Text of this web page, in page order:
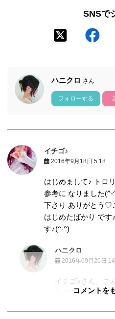
SNSで
ハニクロ さん
フォローする
イチゴ♪
2016年9月18日 5:18
はじめまして♪ トロ
参考に なりました
下さり ありがとう♡
はじめたばかり です
す♪(^-^)
ハニクロ
2016年09月20日
イチゴ♪さん、こ
うございます
コメントを